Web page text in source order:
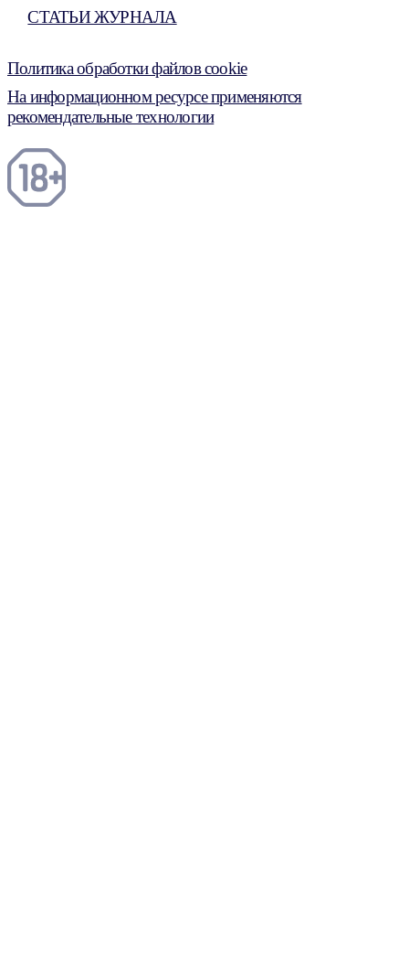
СТАТЬИ ЖУРНАЛА
Политика обработки файлов cookie
На информационном ресурсе применяются
рекомендательные технологии